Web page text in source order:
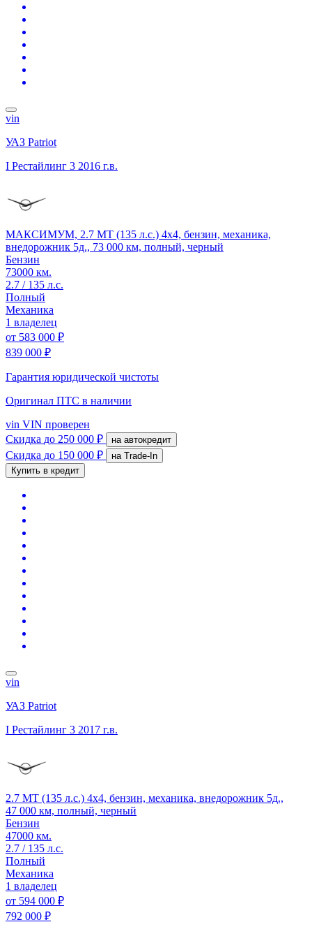
vin
УАЗ Patriot
I Рестайлинг 3 2016 г.в.
МАКСИМУМ, 2.7 MT (135 л.с.) 4x4, бензин, механика,
внедорожник 5д., 73 000 км, полный, черный
Бензин
73000 км.
2.7 / 135 л.с.
Полный
Механика
1 владелец
от 583 000 ₽
839 000 ₽
Гарантия юридической чистоты
Оригинал ПТС в наличии
vin VIN проверен
Скидка до 250 000 ₽ на автокредит
Скидка до 150 000 ₽
на Trade-In
Купить в кредит
vin
УАЗ Patriot
I Рестайлинг 3 2017 г.в.
2.7 MT (135 л.с.) 4x4, бензин, механика, внедорожник 5д.,
47 000 км, полный, черный
Бензин
47000 км.
2.7 / 135 л.с.
Полный
Механика
1 владелец
от 594 000 ₽
792 000 ₽